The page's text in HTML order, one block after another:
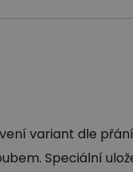
variant dle
Speciální